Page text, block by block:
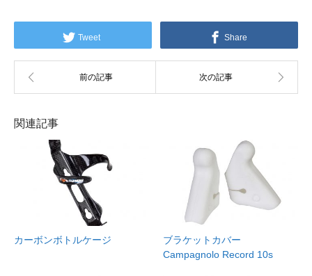
Tweet Share
関連記事
カーボンボトルケージ
ブラケットカバー
Campagnolo Record 10s